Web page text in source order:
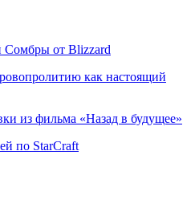
от Blizzard
как настоящий
из фильма «Назад в будущее»
по StarCraft